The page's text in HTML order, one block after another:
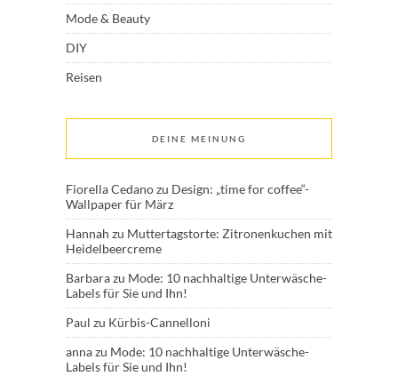
Mode & Beauty
DIY
Reisen
DEINE MEINUNG
Fiorella Cedanozu Design: „time for coffee“-
Wallpaper für März
Hannah zu Muttertagstorte: Zitronenkuchen mit
Heidelbeercreme
Barbarazu Mode: 10 nachhaltige Unterwäsche-
Labels für Sie und Ihn!
Paul zu Kürbis-Cannelloni
annazu Mode: 10 nachhaltige Unterwäsche-
Labels für Sie und Ihn!